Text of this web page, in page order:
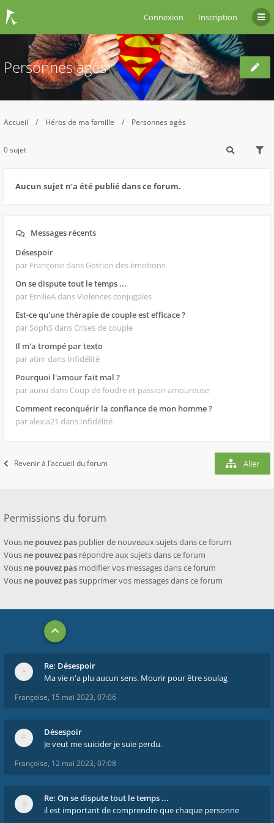
Connexion Inscription
Personnes agés
Accueil Héros de ma famille Personnes agés
0 sujet
Aucun sujet n’a été publié dans ce forum.
Messages récents
Désespoir
par Françoise dans Gestion des émotions
On se dispute tout le temps ...
par EmilieA dans Violences conjugales
Est-ce qu'une thérapie de couple est efficace ?
par SophS dans Crises de couple
Il m'a trompé par texto
par atim dans Infidélité
Pourquoi l'amour fait mal ?
par aunu dans Coup de foudre et passion amoureuse
Comment reconquérir la confiance de mon homme ?
par alexia21 dans Infidélité
Revenir à l’accueil du forum Aller
Permissions du forum
Vous ne pouvez pas publier de nouveaux sujets dans ce forum
Vous ne pouvez pas répondre aux sujets dans ce forum
Vous ne pouvez pas modifier vos messages dans ce forum
Vous ne pouvez passupprimer vos messages dans ce forum
Re: Désespoir
Ma vie n'a plu aucun sens. Mourir pour être soulag
Françoise, 15 mai 2023, 07:06
Désespoir
Je veut me suicider je suie perdu.
Françoise, 12 mai 2023, 07:08
Re: On se dispute tout le temps ...
il est important de comprendre que chaque personne